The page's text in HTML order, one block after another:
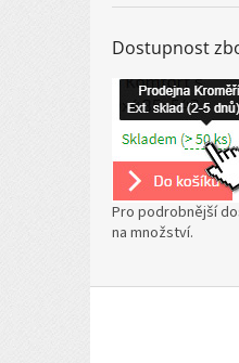
Dostupnost
Pro podrobnější
na množství.